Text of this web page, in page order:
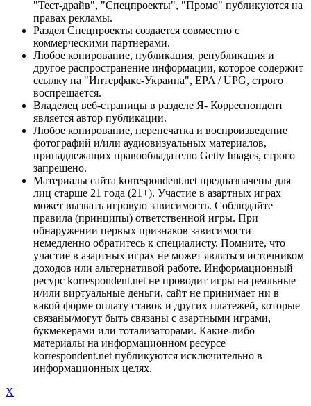
"Тест-драйв", "Спецпроекты", "Промо" публикуются на
правах рекламы.
Раздел Спецпроекты создается совместно с
коммерческими партнерами.
Любое копирование, публикация, републикация и
другое распространение информации, которое содержит
ссылку на "Интерфакс-Украина", EPA / UPG, строго
воспрещается.
Владелец веб-страницы в разделе Я- Корреспондент
является автор публикации.
Любое копирование, перепечатка и воспроизведение
фотографий и/или аудиовизуальных материалов,
принадлежащих правообладателю Getty Images, строго
запрещено.
Материалы сайта korrespondent.net предназначены для
лиц старше 21 года (21+). Участие в азартных играх
может вызвать игровую зависимость. Соблюдайте
правила (принципы) ответственной игры. При
обнаружении первых признаков зависимости
немедленно обратитесь к специалисту. Помните, что
участие в азартных играх не может являться источником
доходов или альтернативой работе. Информационный
ресурс korrespondent.net не проводит игры на реальные
и/или виртуальные деньги, сайт не принимает ни в
какой форме оплату ставок и других платежей, которые
связаны/могут быть связаны с азартными играми,
букмекерами или тотализаторами. Какие-либо
материалы на информационном ресурсе
korrespondent.net публикуются исключительно в
информационных целях.
X